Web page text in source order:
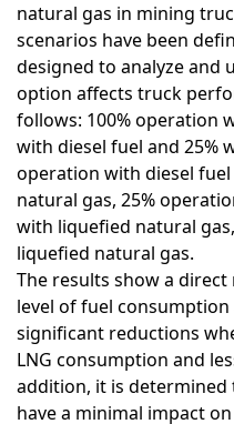
natural gas in mining
scenarios have been
designed to analyze and
option affects truck
follows: 100% operation
with diesel fuel and 25%
operation with diesel
natural gas, 25%
with liquefied natural
liquefied natural gas.
The results show a
level of fuel
significant reductions
LNG consumption and
addition, it is
have a minimal impact